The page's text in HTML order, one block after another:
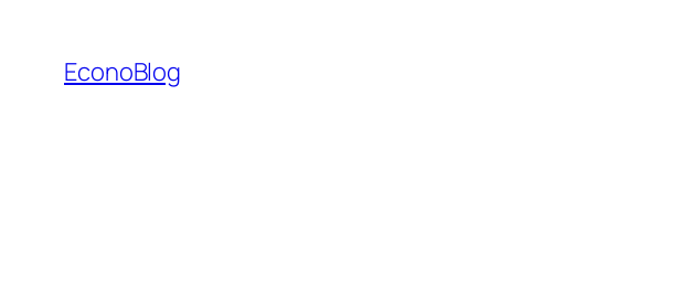
contenido
EconoBlog